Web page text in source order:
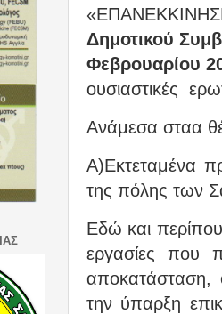
Δημοτικού
Φεβρουαρίου
ουσιαστικές
Ανάμεσα σταα
Α)Εκτεταμένα
της πόλης των
Εδώ και
εργασίες που
αποκατάσταση,
την ύπαρξη